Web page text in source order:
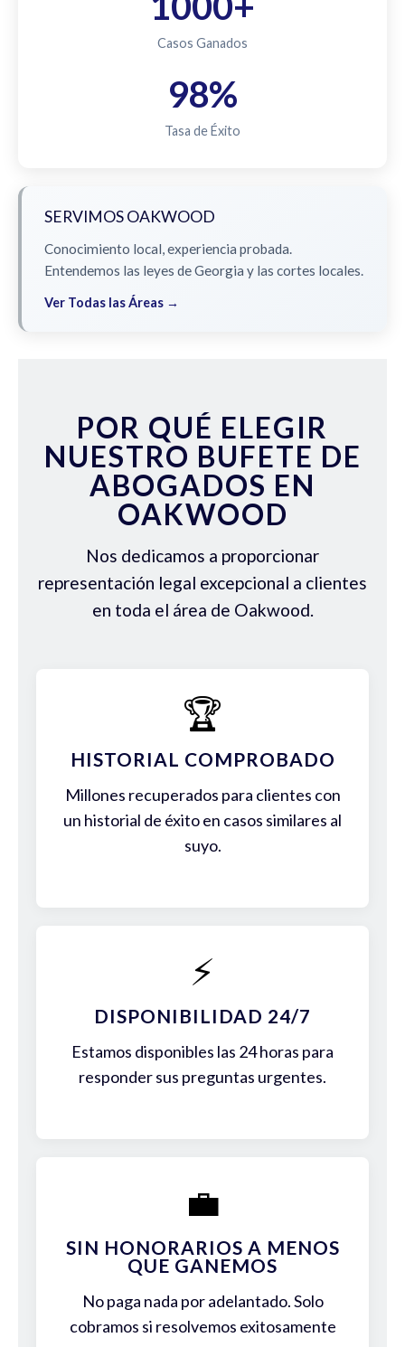
Casos Ganados
98%
Tasa de Éxito
SERVIMOS OAKWOOD
Conocimiento local, experiencia probada.
Entendemos las leyes de Georgia y las cortes locales.
Ver Todas las Áreas →
POR QUÉ ELEGIR
NUESTRO BUFETE DE
ABOGADOS EN
OAKWOOD
Nos dedicamos a proporcionar
representación legal excepcional a clientes
en toda el área de Oakwood.
🏆
HISTORIAL COMPROBADO
Millones recuperados para clientes con
un historial de éxito en casos similares al
suyo.
⚡
DISPONIBILIDAD 24/7
Estamos disponibles las 24 horas para
responder sus preguntas urgentes.
💼
SIN HONORARIOS A MENOS
QUE GANEMOS
No paga nada por adelantado. Solo
cobramos si resolvemos exitosamente